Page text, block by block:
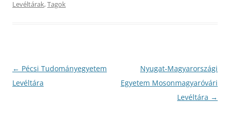
Levéltárak,Tagok
Bejegyzés
navigáció
← Pécsi Tudományegyetem
Levéltára
Nyugat-Magyarországi
Egyetem Mosonmagyaróvári
Levéltára →